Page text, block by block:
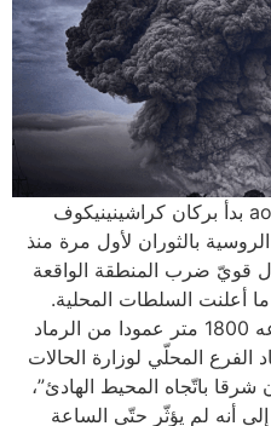
août 4, 2025 tunisieagriculture بدأ بركان كراشينينيكوف
بالثوران لأول مرة منذ
قويّ ضرب المنطقة الواقعة
السلطات المحلية.
ونفث البركان الذي يتخطّى ارتفاعه 1800 متر عمودا من الرماد
أفاد الفرع المحلّي لوزارة الحالات
باتّجاه المحيط الهادئ”،
أنه لم يؤثّر حتّى الساعة